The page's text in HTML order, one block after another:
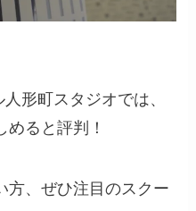
形町スタジオでは、
ると評判！
方、ぜひ注目のスクー